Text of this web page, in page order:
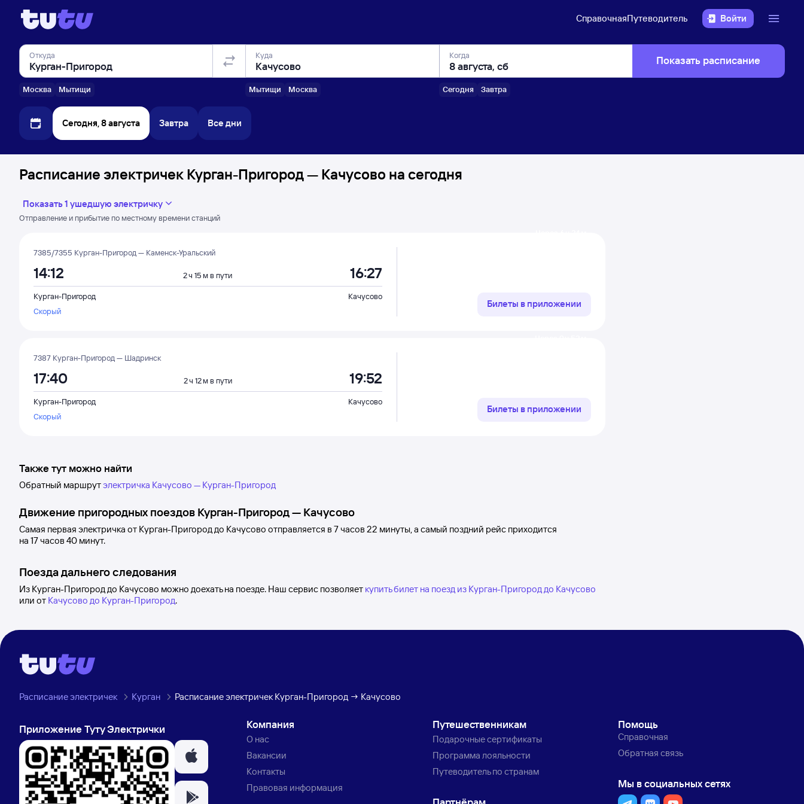
СправочнаяПутеводитель Войти
Откуда
Москва Мытищи
Куда
Мытищи Москва
Когда
Сегодня Завтра
Показать расписание
Сегодня, 8 августа Завтра Все дни
Расписание электричек Курган-Пригород — Качусово на сегодня
Показать 1 ушедшую электричку
Отправление и прибытие по местному времени станций
7385/7355 Курган-Пригород — Каменск-Уральский
14:12 2 ч 15 м в пути 16:27
Курган-Пригород
Качусово
Скорый
Билеты в приложении
7387 Курган-Пригород — Шадринск
17:40 2 ч 12 м в пути 19:52
Курган-Пригород
Качусово
Скорый
Билеты в приложении
Также тут можно найти
Обратный маршрутэлектричка Качусово — Курган-Пригород
Движение пригородных поездов Курган-Пригород— Качусово
Самая первая электричка от Курган-Пригороддо Качусово отправляется в 7часов 22 минуты, а самый поздний рейс приходится
на 17часов 40 минут.
Поезда дальнего следования
Из Курган-Пригород до Качусово можно доехать на поезде. Наш сервис позволяет купить билет на поезд из Курган-Пригород до Качусово
или от Качусово до Курган-Пригород.
Расписание электричек Курган Расписание электричек Курган-Пригород → Качусово
Приложение Туту Электрички Компания
О нас
Вакансии
Контакты
Правовая информация
Путешественникам
Подарочные сертификаты
Программа лояльности
Путеводитель по странам
Помощь
Справочная
Обратная связь
Мы в социальных сетях